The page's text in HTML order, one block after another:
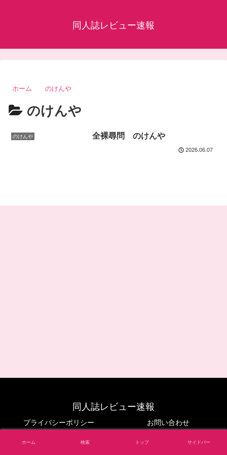
同人誌レビュー速報
ホーム のけんや
のけんや
のけんや 全裸尋問 のけんや
2026.06.07
同人誌レビュー速報
プライバシーポリシー お問い合わせ
© 2024 同人誌レビュー速報.
ホーム 検索 トップ サイドバー